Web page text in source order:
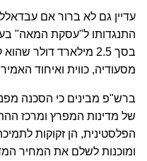
עדיין גם לא ברור אם
התנגדותו ל"עסקת המאה"
בסך 2.5 מילארד דולר
מסעודיה, כווית ואיחוד
ברש"פ מבינים כי הסכנה
של מדינות המפרץ ומרכז
הפלסטינית, הן זקוקות
ומוכנות לשלם את המחיר